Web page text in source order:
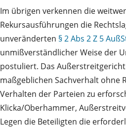
Im übrigen verkennen die
Rekursausführungen die
unveränderten § 2 Abs 2 Z 5
unmißverständlicher Weise der
postuliert. Das
maßgeblichen Sachverhalt ohne
Verhalten der Parteien zu
Klicka/Oberhammer,
Legen die Beteiligten die